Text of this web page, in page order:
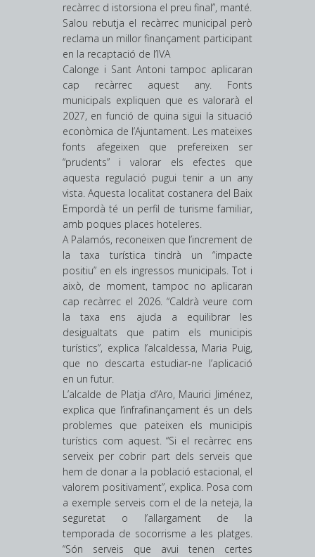
recàrrec d istorsiona el preu final”, manté.
Salou rebutja el recàrrec municipal però
reclama un millor finançament participant
en la recaptació de l’IVA
Calonge i Sant Antoni tampoc aplicaran
cap recàrrec aquest any. Fonts
municipals expliquen que es valorarà el
2027, en funció de quina sigui la situació
econòmica de l’Ajuntament. Les mateixes
fonts afegeixen que prefereixen ser
“prudents” i valorar els efectes que
aquesta regulació pugui tenir a un any
vista. Aquesta localitat costanera del Baix
Empordà té un perfil de turisme familiar,
amb poques places ­hoteleres.
A Palamós, reconeixen que l’increment de
la taxa turística tindrà un “impacte
positiu” en els ingressos municipals. Tot i
això, de moment, tampoc no aplicaran
cap recàrrec el 2026. “Caldrà veure com
la taxa ens ajuda a equilibrar les
desigualtats que patim els municipis
turístics”, explica l’alcaldessa, Maria Puig,
que no descarta estudiar-ne l’aplicació
en un futur.
L’alcalde de Platja d’Aro, Maurici Jiménez,
explica que l’infrafinançament és un dels
problemes que pateixen els municipis
turístics com aquest. “Si el recàrrec ens
serveix per cobrir part dels serveis que
hem de donar a la població estacional, el
valorem positivament”, explica. Posa com
a exemple serveis com el de la neteja, la
seguretat o l’allargament de la
temporada de socorrisme a les platges.
“Són serveis que avui tenen certes